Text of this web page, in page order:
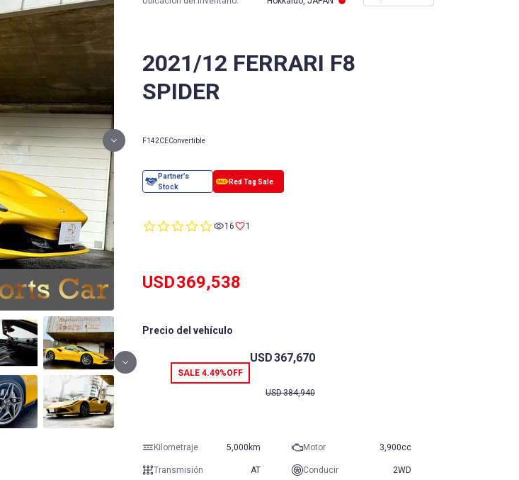
2021/12 FERRARI F8
SPIDER
F142CEConvertible
0.016 1
USD369,538
Precio del vehículo
SALE 4.49%OFF
USD367,670
USD384,940
Kilometraje 5,000km Motor 3,900cc
Transmisión AT Conducir 2WD